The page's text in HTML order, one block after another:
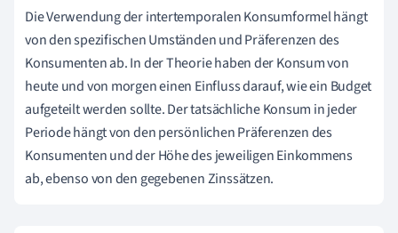
Die Verwendung der intertemporalen Konsumformel hängt
von den spezifischen Umständen und Präferenzen des
Konsumenten ab. In der Theorie haben der Konsum von
heute und von morgen einen Einfluss darauf, wie ein Budget
aufgeteilt werden sollte. Der tatsächliche Konsum in jeder
Periode hängt von den persönlichen Präferenzen des
Konsumenten und der Höhe des jeweiligen Einkommens
ab, ebenso von den gegebenen Zinssätzen.